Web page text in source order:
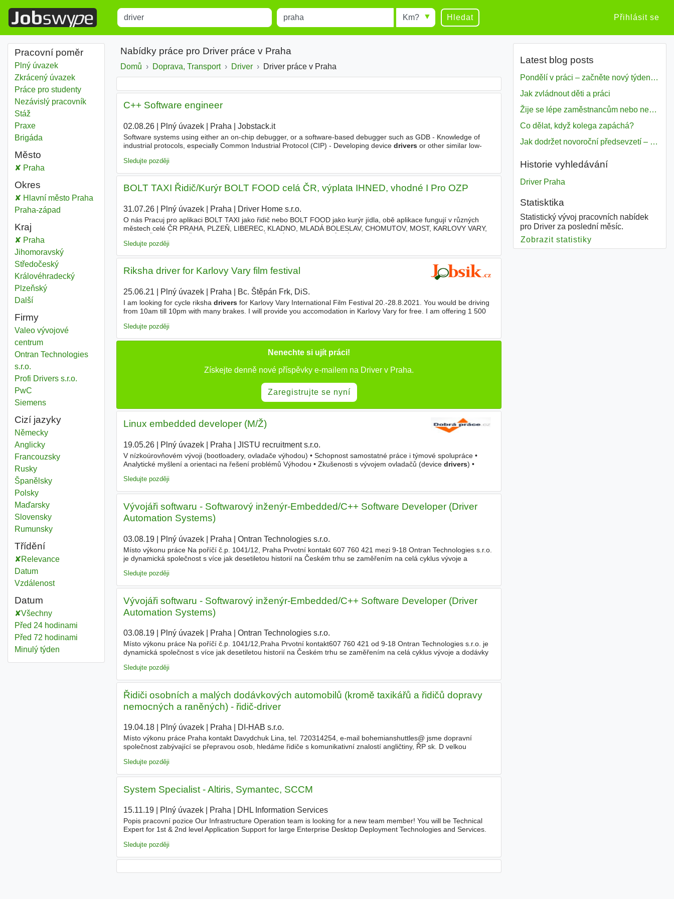
Title Místo Radius Hledat Přihlásit se
Pracovní poměr
Plný úvazek
Zkrácený úvazek
Práce pro studenty
Nezávislý pracovník
Stáž
Praxe
Brigáda
Město
Driver
Praha
Okres
Driver
Hlavní město Praha
Driver
Praha-západ
Kraj
Driver
Praha
Driver
JihomoravskýKraj
Driver
StředočeskýKraj
Driver
KrálovéhradeckýKraj
Driver
PlzeňskýKraj
Dalšíkraj
Firmy
Valeo vývojové
centrum
Ontran Technologies
s.r.o.
Profi Drivers s.r.o.
PwC
Siemens
Cizí jazyky
Německy
Anglicky
Francouzsky
Rusky
Španělsky
Polsky
Maďarsky
Slovensky
Rumunsky
Třídění
Relevance
Datum
Vzdálenost
Datum
Všechny
Před 24 hodinami
Před 72 hodinami
Minulý týden
Nabídky práce pro Driver práce v Praha
Domů Doprava, Transport Driver Driver práce v Praha
C++ Software engineer
02.08.26| Plný úvazek| Praha Jobstack.it|
Software systems using either an on-chip debugger, or a software-based debugger such as GDB - Knowledge of
industrial protocols, especially Common Industrial Protocol (CIP) - Developing device driversor other similar low-
Sledujte později
BOLT TAXI Řidič/Kurýr BOLT FOOD celá ČR, výplata IHNED, vhodné I Pro OZP
31.07.26| Plný úvazek| Praha Driver Home s.r.o.
O nás Pracuj pro aplikaci BOLT TAXI jako řidič nebo BOLT FOOD jako kurýr jídla, obě aplikace fungují v různých
městech celé ČR PRAHA, PLZEŇ, LIBEREC, KLADNO, MLADÁ BOLESLAV, CHOMUTOV, MOST, KARLOVY VARY,
Sledujte později
Riksha driver for Karlovy Vary film festival
25.06.21 Plný úvazek| Praha Bc. Štěpán Frk, DiS.
I am looking for cycle riksha driversfor Karlovy Vary International Film Festival 20.-28.8.2021. You would be driving
from 10am till 10pm with many brakes. I will provide you accomodation in Karlovy Vary for free. I am offering 1 500
Sledujte později
Nenechte si ujít práci!
Získejte denně nové příspěvky e-mailem na Driver v Praha.
Zaregistrujte se nyní
Linux embedded developer (M/Ž)
19.05.26| Plný úvazek| Praha JISTU recruitment s.r.o.
V nízkoúrovňovém vývoji (bootloadery, ovladače výhodou) • Schopnost samostatné práce i týmové spolupráce •
Analytické myšlení a orientaci na řešení problémů Výhodou • Zkušenosti s vývojem ovladačů (device drivers) •
Sledujte později
Vývojáři softwaru - Softwarový inženýr-Embedded/C++ Software Developer (Driver
Automation Systems)
03.08.19| Plný úvazek| Praha Ontran Technologies s.r.o.
Místo výkonu práce Na poříčí č.p. 1041/12, Praha Prvotní kontakt 607 760 421 mezi 9-18 Ontran Technologies s.r.o.
je dynamická společnost s více jak desetiletou historií na Českém trhu se zaměřením na celá cyklus vývoje a
Sledujte později
Vývojáři softwaru - Softwarový inženýr-Embedded/C++ Software Developer (Driver
Automation Systems)
03.08.19| Plný úvazek| Praha| Ontran Technologies s.r.o.
Místo výkonu práce Na poříčí č.p. 1041/12,Praha Prvotní kontakt607 760 421 od 9-18 Ontran Technologies s.r.o. je
dynamická společnost s více jak desetiletou historií na Českém trhu se zaměřením na celá cyklus vývoje a dodávky
Sledujte později
Řidiči osobních a malých dodávkových automobilů (kromě taxikářů a řidičů dopravy
nemocných a raněných) - řidič-driver
19.04.18| Plný úvazek| Praha| DI-HAB s.r.o.
Místo výkonu práce Praha kontakt Davydchuk Lina, tel. 720314254, e-mail bohemianshuttles@ jsme dopravní
společnost zabývající se přepravou osob, hledáme řidiče s komunikativní znalostí angličtiny, ŘP sk. D velkou
Sledujte později
System Specialist - Altiris, Symantec, SCCM
15.11.19| Plný úvazek| Praha DHL Information Services|
Popis pracovní pozice Our Infrastructure Operation team is looking for a new team member! You will be Technical
Expert for 1st & 2nd level Application Support for large Enterprise Desktop Deployment Technologies and Services.
Sledujte později
Latest blog posts
Pondělí v práci – začněte nový týden s motivací
Jak zvládnout děti a práci
Žije se lépe zaměstnancům nebo nezavislým pracovníkům
Co dělat, když kolega zapáchá?
Jak dodržet novoroční předsevzetí – naše tipy pro dobrý začátek roku 2018
Historie vyhledávání
Driver Praha
Statisktika
Statistický vývoj pracovních nabídek
pro Driver za poslední měsíc.
Zobrazit statistiky